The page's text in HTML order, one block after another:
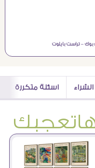
بوك –تراست بايلوت
اسئلة متكررة